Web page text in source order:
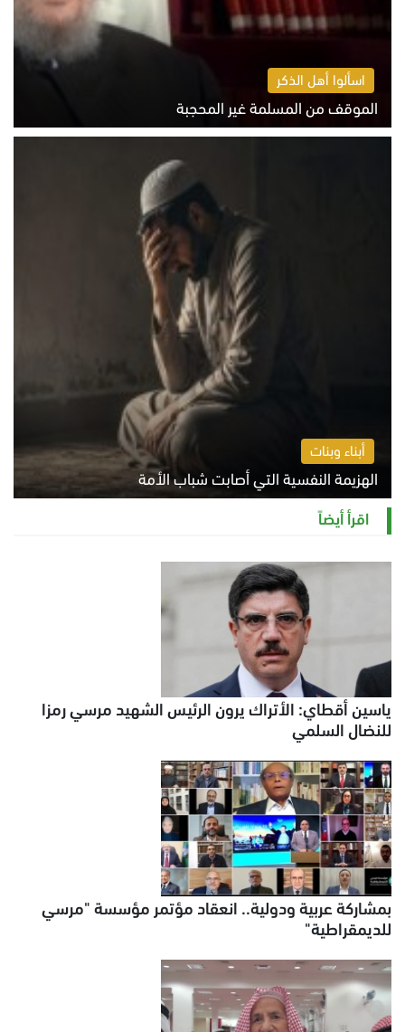
اسألوا أهل الذكر
الموقف من المسلمة غير المحجبة
الخميس 6 أغسطس 2026 10:45 ص
أبناء وبنات
الهزيمة النفسية التي أصابت شباب الأمة
الخميس 6 أغسطس 2026 11:12 ص
اقرأ أيضاً
ياسين أقطاي: الأتراك يرون الرئيس الشهيد مرسي رمزا
للنضال السلمي
بمشاركة عربية ودولية.. انعقاد مؤتمر مؤسسة "مرسي
للديمقراطية"